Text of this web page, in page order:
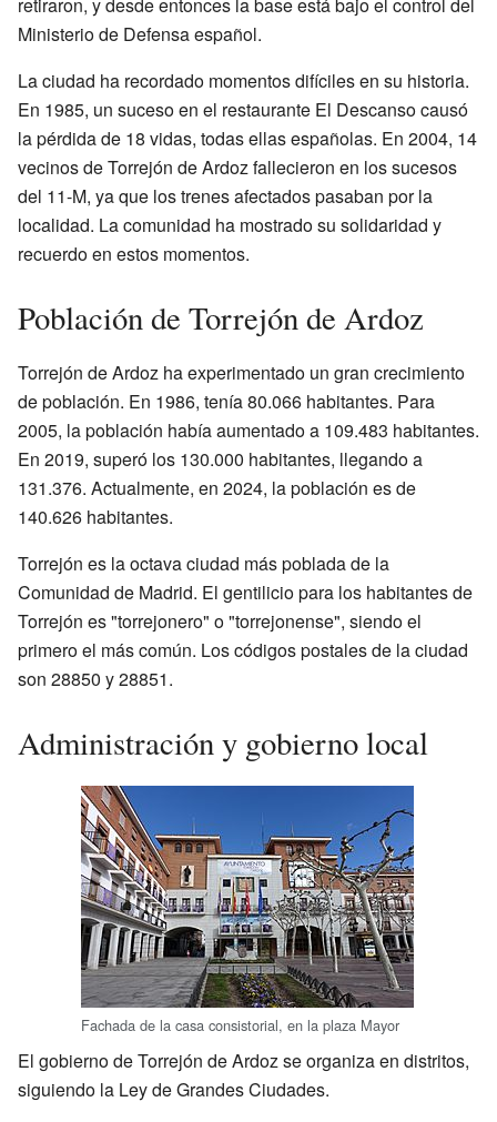
retiraron, y desde entonces la base está bajo el control del
Ministerio de Defensa español.
La ciudad ha recordado momentos difíciles en su historia.
En 1985, un suceso en el restaurante El Descanso causó
la pérdida de 18 vidas, todas ellas españolas. En 2004, 14
vecinos de Torrejón de Ardoz fallecieron en los sucesos
del 11-M, ya que los trenes afectados pasaban por la
localidad. La comunidad ha mostrado su solidaridad y
recuerdo en estos momentos.
Población de Torrejón de Ardoz
Torrejón de Ardoz ha experimentado un gran crecimiento
de población. En 1986, tenía 80.066 habitantes. Para
2005, la población había aumentado a 109.483 habitantes.
En 2019, superó los 130.000 habitantes, llegando a
131.376. Actualmente, en 2024, la población es de
140.626 habitantes.
Torrejón es la octava ciudad más poblada de la
Comunidad de Madrid. El gentilicio para los habitantes de
Torrejón es "torrejonero" o "torrejonense", siendo el
primero el más común. Los códigos postales de la ciudad
son 28850 y 28851.
Administración y gobierno local
Fachada de la casa consistorial, en la plaza Mayor
El gobierno de Torrejón de Ardoz se organiza en distritos,
siguiendo la Ley de Grandes Ciudades.